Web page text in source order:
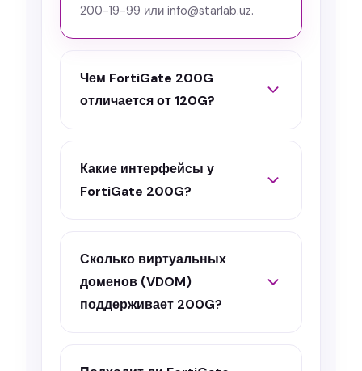
200-19-99 или info@starlab.uz.
Чем FortiGate 200G
отличается от 120G?
Какие интерфейсы у
FortiGate 200G?
Сколько виртуальных
доменов (VDOM)
поддерживает 200G?